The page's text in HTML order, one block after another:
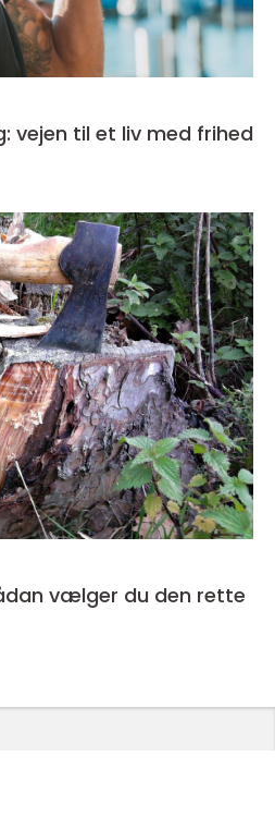
vejen til et liv med frihed